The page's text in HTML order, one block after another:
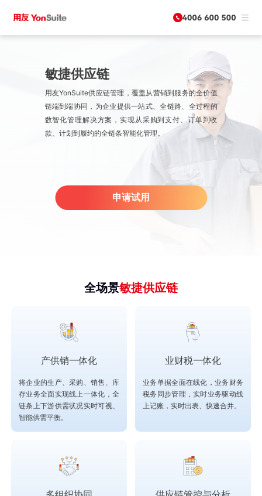
敏捷供应链
用友YonSuite供应链管理，覆盖从营销到服务的全价值
链端到端协同，为企业提供一站式、全链路、全过程的
数智化管理解决方案，实现从采购到支付、订单到收
款、计划到履约的全链条智能化管理。
申请试用
全场景敏捷供应链
产供销一体化
将企业的生产、采购、销售、库
存业务全面实现线上一体化，全
链条上下游供需状况实时可视、
智能供需平衡。
业财税一体化
业务单据全面在线化，业务财务
税务同步管理，实时业务驱动线
上记账，实时出表、快速合并。